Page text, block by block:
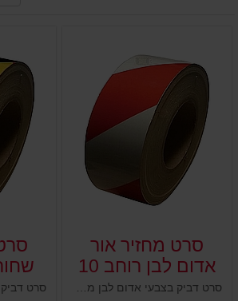
סרט מחזיר אור
אדום לבן רוחב 10
ס"מ
סרט דביק בצבעי אדום לבן מחזירי אור בולטים. מרקם ייחודי ועמיד, צבעים מחזירי אור הבולטים גם בחשיכה. נועדו להראות למרחוק ולגרום לאור להשתקף בהם כשהתאורה נמוכה. נועדו לסימון מסגרות, עמודים, ושלטים, מתחמי עבודה, אזורים מסוכנים, מכונות, מחסנים, מידוף ועוד.